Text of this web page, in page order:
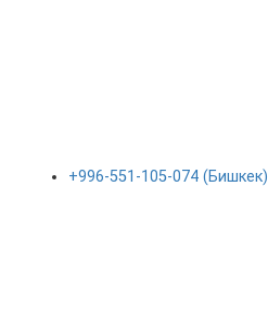
+996-551-105-074 (Бишкек)